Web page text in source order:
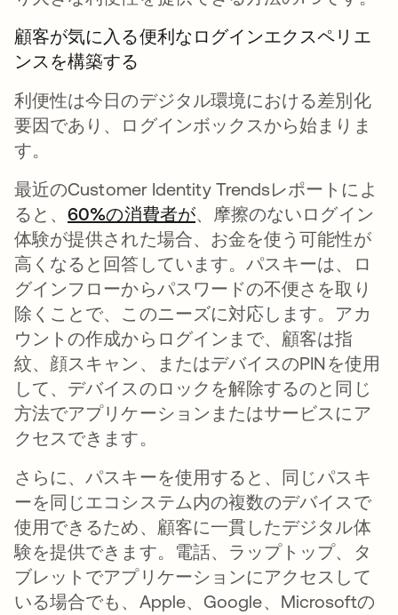
顧客が気に入る便利なログインエクスペリエ
ンスを構築する
利便性は今日のデジタル環境における差別化
要因であり、ログインボックスから始まりま
す。
最近のCustomer Identity Trendsレポートによ
ると、60%の消費者が新しいタブで開く
、摩擦のないログイン
体験が提供された場合、お金を使う可能性が
高くなると回答しています。パスキーは、ロ
グインフローからパスワードの不便さを取り
除くことで、このニーズに対応します。アカ
ウントの作成からログインまで、顧客は指
紋、顔スキャン、またはデバイスのPINを使用
して、デバイスのロックを解除するのと同じ
方法でアプリケーションまたはサービスにア
クセスできます。
さらに、パスキーを使用すると、同じパスキ
ーを同じエコシステム内の複数のデバイスで
使用できるため、顧客に一貫したデジタル体
験を提供できます。電話、ラップトップ、タ
ブレットでアプリケーションにアクセスして
いる場合でも、Apple、Google、Microsoftの